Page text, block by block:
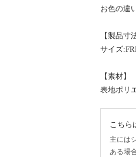
お色の違
【製品寸
サイズ
【素材】
表地ポリ
こちら
主には
ある場